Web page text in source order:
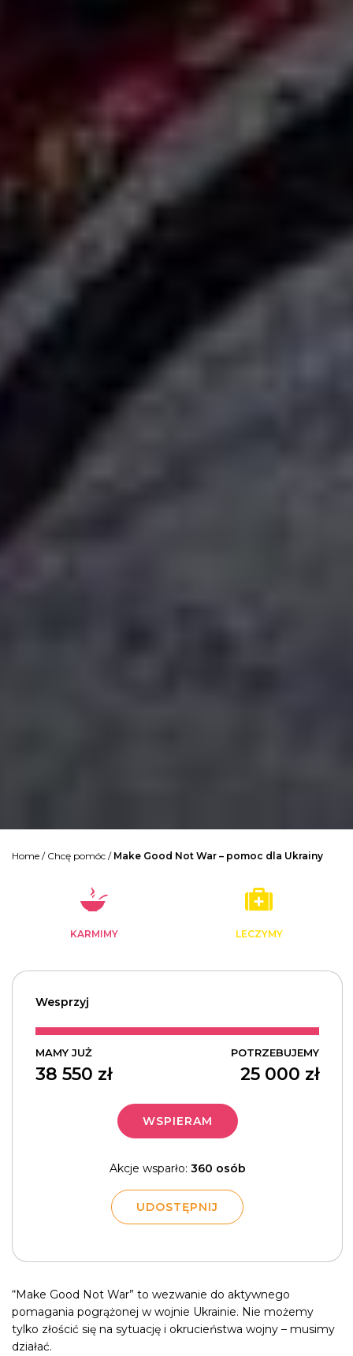
Home / Chcę pomóc / Make Good Not War – pomoc dla Ukrainy
KARMIMY LECZYMY
Wesprzyj
MAMY JUŻ
38 550 zł
POTRZEBUJEMY
25 000 zł
WSPIERAM
Akcje wsparło: 360 osób
UDOSTĘPNIJ
“Make Good Not War” to wezwanie do aktywnego
pomagania pogrążonej w wojnie Ukrainie. Nie możemy
tylko złościć się na sytuację i okrucieństwa wojny – musimy
działać.